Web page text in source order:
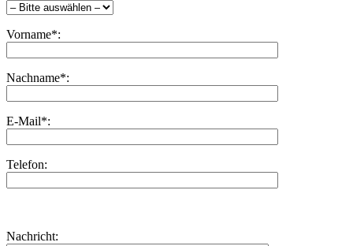
Vorname*:
Nachname*:
E-Mail*:
Telefon:
dieses
lasse
Nachricht: